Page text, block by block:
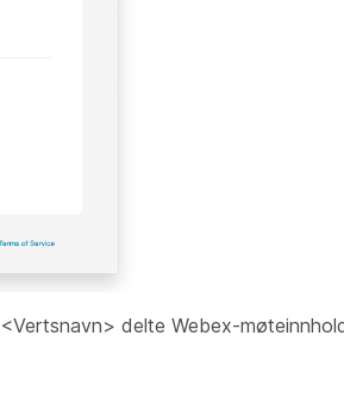
Vertsnavn> delte Webex-